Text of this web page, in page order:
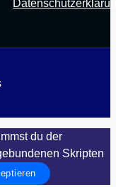
du der
Skripten